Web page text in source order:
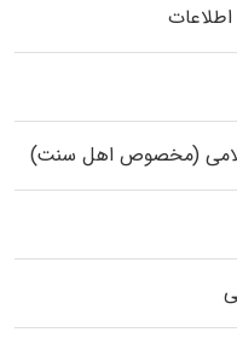
(مخصوص اهل سنت)